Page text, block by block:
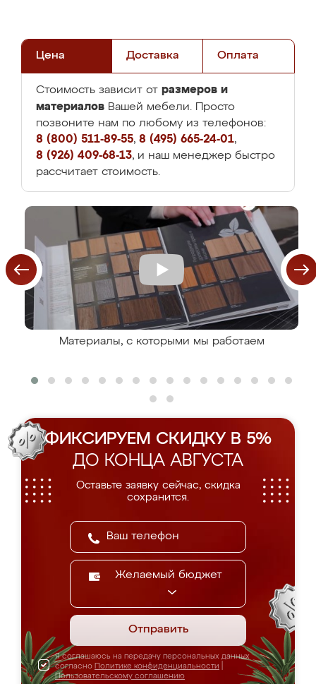
Цена Доставка Оплата
Стоимость зависит от размеров и
материалов Вашей мебели. Просто
позвоните нам по любому из телефонов:
8 (800) 511-89-55, 8 (495) 665-24-01,
8 (926) 409-68-13, и наш менеджер быстро
рассчитает стоимость.
Материалы, с которыми мы работаем
ФИКСИРУЕМ СКИДКУ В 5%
ДО КОНЦА АВГУСТА
Оставьте заявку сейчас, скидка
сохранится.
Желаемый бюджет
Отправить
Я соглашаюсь на передачу персональных данных
согласно Политике конфиденциальности
Пользовательскому соглашению